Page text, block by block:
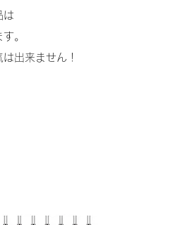
は
。
出来ません！